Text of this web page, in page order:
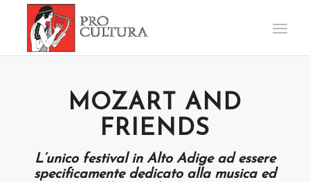
MOZART AND
FRIENDS
L’unico festival in Alto Adige ad essere
specificamente dedicato alla musica ed